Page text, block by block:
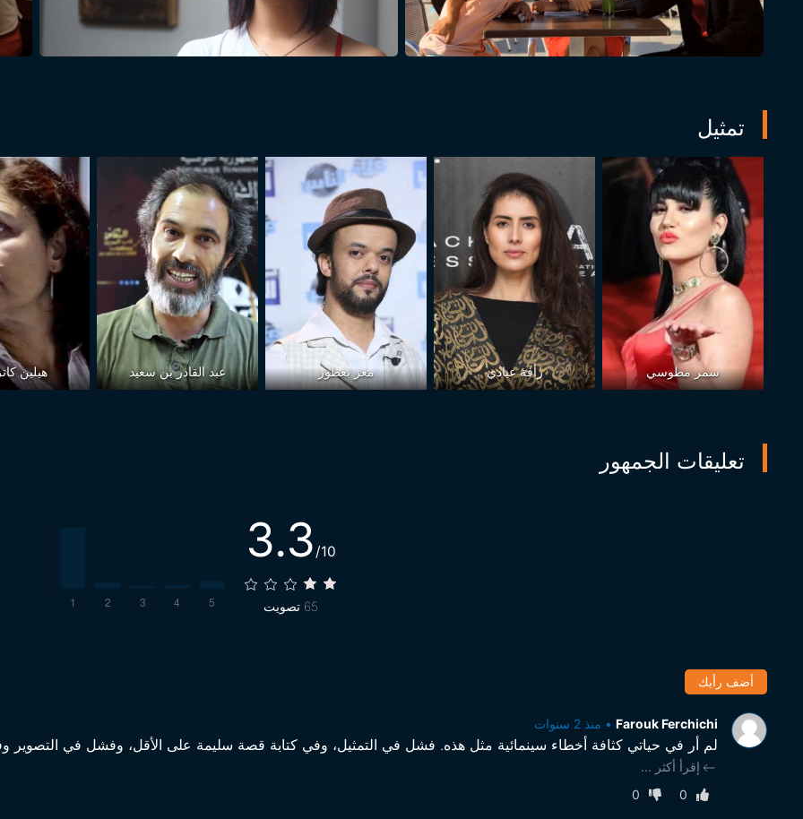
تمثيل
سمر مطوسي رأفة عيادي معز بعطور عبد القادر بن سعيد هيلين
تعليقات الجمهور
3.3 /10
65 تصويت
أضف رأيك
Farouk Ferchichi
• منذ 2 سنوات
لم أر في حياتي كثافة أخطاء سينمائية مثل هذه. فشل في التمثيل، وفي كتابة قصة سليمة على الأقل، وفشل في
إقرأ أكثر ...
0
0